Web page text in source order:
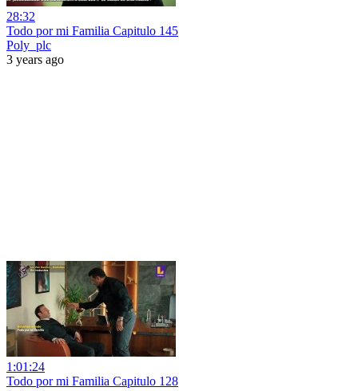
28:32
Todo por mi Familia Capitulo 145
Poly_plc
3 years ago
1:01:24
Todo por mi Familia Capitulo 128